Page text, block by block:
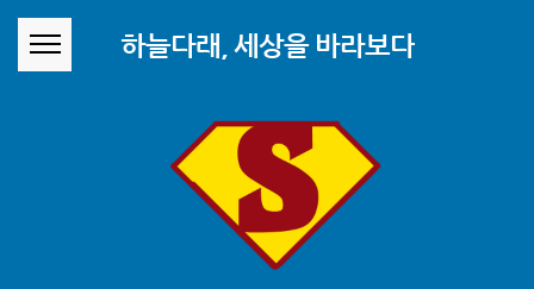
하늘다래, 세상을 바라보다